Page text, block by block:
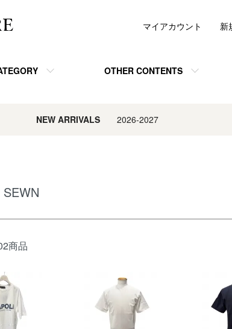
OTHER CONTENTS
マイアカウント 新
NEW ARRIVALS2026-2027
商品